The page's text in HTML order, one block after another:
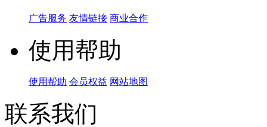
广告服务 友情链接 商业合作
使用帮助
使用帮助 会员权益 网站地图
联系我们